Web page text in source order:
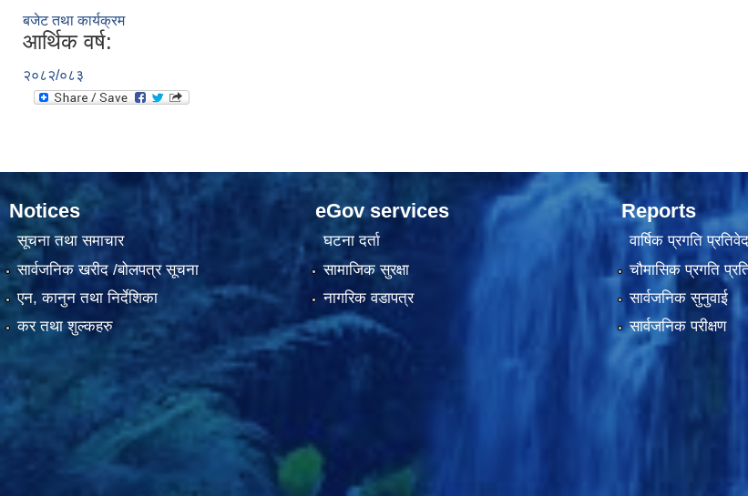
बजेट तथा कार्यक्रम
आर्थिक वर्ष:
२०८२/०८३
Notices
सूचना तथा समाचार
सार्वजनिक खरीद /बोलपत्र सूचना
एन, कानुन तथा निर्देशिका
कर तथा शुल्कहरु
eGov services
घटना दर्ता
सामाजिक सुरक्षा
नागरिक वडापत्र
Reports
वार्षिक प्रगति
चौमासिक प्रगति
सार्वजनिक सुनुवाई
सार्वजनिक परीक्षण